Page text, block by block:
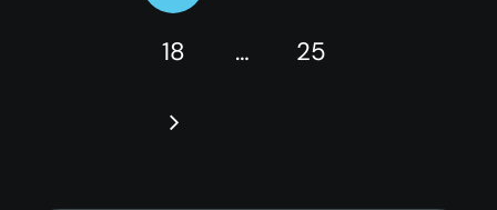
18 … 25